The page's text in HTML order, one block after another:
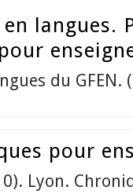
langues.
du
pour
Lyon.